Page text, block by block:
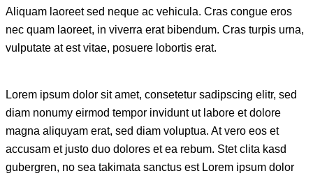
Aliquam laoreet sed neque ac vehicula. Cras congue eros
nec quam laoreet, in viverra erat bibendum. Cras turpis urna,
vulputate at est vitae, posuere lobortis erat.
Lorem ipsum dolor sit amet, consetetur sadipscing elitr, sed
diam nonumy eirmod tempor invidunt ut labore et dolore
magna aliquyam erat, sed diam voluptua. At vero eos et
accusam et justo duo dolores et ea rebum. Stet clita kasd
gubergren, no sea takimata sanctus est Lorem ipsum dolor